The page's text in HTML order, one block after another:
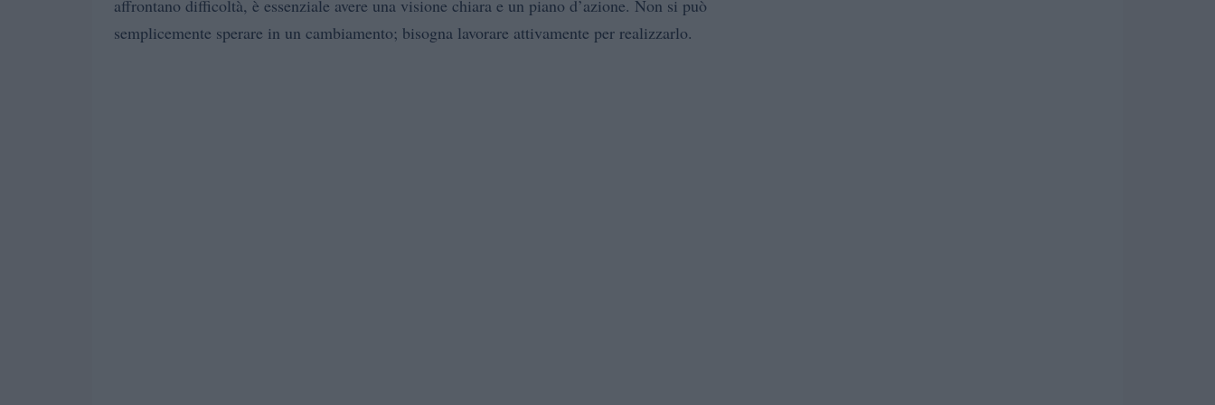
affrontano difficoltà, è essenziale avere una visione chiara e un piano d’azione. Non si può
semplicemente sperare in un cambiamento; bisogna lavorare attivamente per realizzarlo.